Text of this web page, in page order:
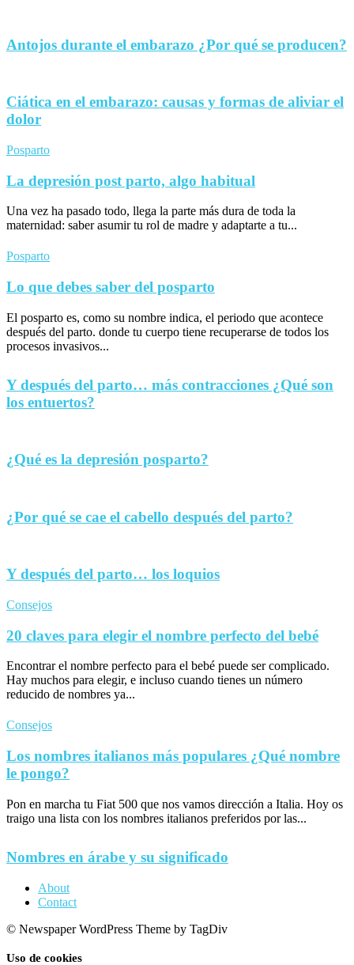
Antojos durante el embarazo ¿Por qué se producen?
Ciática en el embarazo: causas y formas de aliviar el
dolor
Posparto
La depresión post parto, algo habitual
Una vez ha pasado todo, llega la parte más dura de toda la
maternidad: saber asumir tu rol de madre y adaptarte a tu...
Posparto
Lo que debes saber del posparto
El posparto es, como su nombre indica, el periodo que acontece
después del parto. donde tu cuerpo tiene recuperarse de todos los
procesos invasivos...
Y después del parto… más contracciones ¿Qué son
los entuertos?
¿Qué es la depresión posparto?
¿Por qué se cae el cabello después del parto?
Y después del parto… los loquios
Consejos
20 claves para elegir el nombre perfecto del bebé
Encontrar el nombre perfecto para el bebé puede ser complicado.
Hay muchos para elegir, e incluso cuando tienes un número
reducido de nombres ya...
Consejos
Los nombres italianos más populares ¿Qué nombre
le pongo?
Pon en marcha tu Fiat 500 que nos vamos dirección a Italia. Hoy os
traigo una lista con los nombres italianos preferidos por las...
Nombres en árabe y su significado
About
Contact
© Newspaper WordPress Theme by TagDiv
Uso de cookies